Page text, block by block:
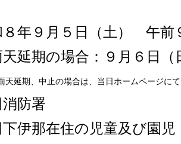
９月５日（土） 午前
合：９月６日（日）
合は、当日ホームページにてお知
防署
伊那在住の児童及び園児